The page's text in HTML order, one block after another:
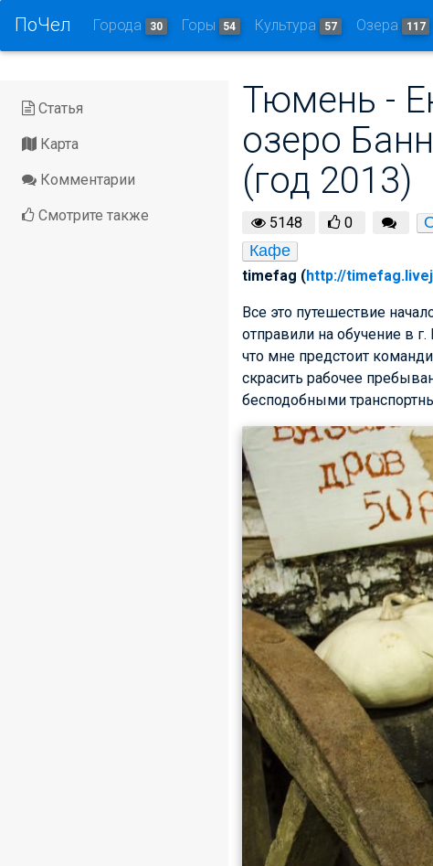
ПоЧел Города 30 Горы 54 Культура 57 Озера 117
Статья
Карта
Комментарии
Смотрите также
Тюмень -
озеро
(год 2013)
5148 0
Кафе
timefag (http://
Все это путешествие
отправили на обучение в
что мне предстоит
скрасить рабочее
бесподобными